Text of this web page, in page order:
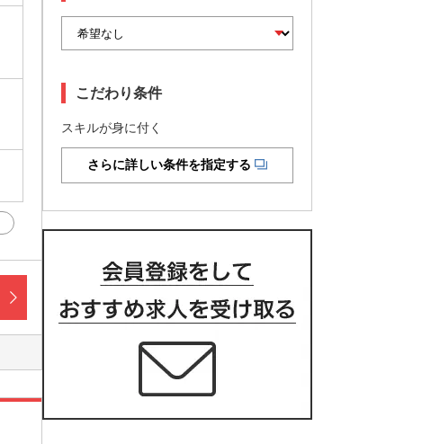
こだわり条件
スキルが身に付く
さらに詳しい条件を指定する